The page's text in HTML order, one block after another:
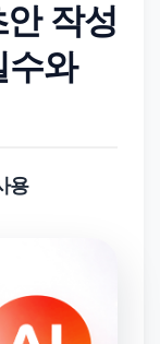
작성
수와
용